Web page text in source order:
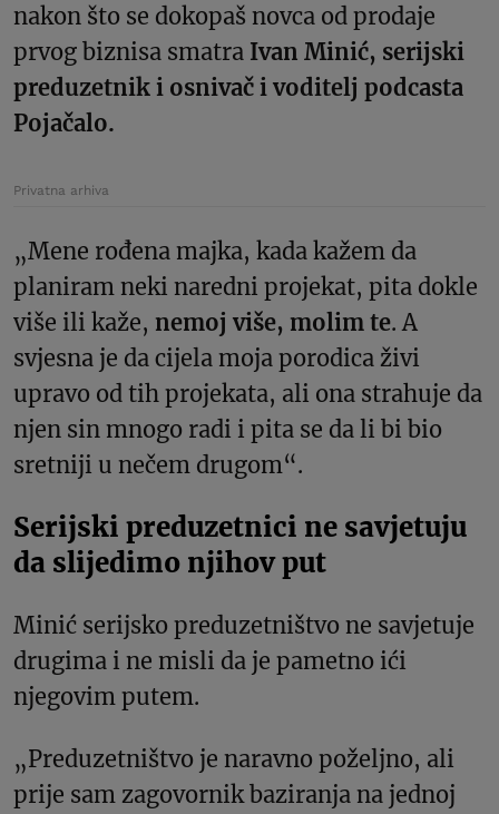
nakon što se dokopaš novca od prodaje
prvog biznisa smatra Ivan Minić, serijski
preduzetnik i osnivač i voditelj podcasta
Pojačalo.
Privatna arhiva
„Mene rođena majka, kada kažem da
planiram neki naredni projekat, pita dokle
više ili kaže, nemoj više, molim te. A
svjesna je da cijela moja porodica živi
upravo od tih projekata, ali ona strahuje da
njen sin mnogo radi i pita se da li bi bio
sretniji u nečem drugom“.
Serijski preduzetnici ne savjetuju
da slijedimo njihov put
Minić serijsko preduzetništvo ne savjetuje
drugima i ne misli da je pametno ići
njegovim putem.
„Preduzetništvo je naravno poželjno, ali
prije sam zagovornik baziranja na jednoj